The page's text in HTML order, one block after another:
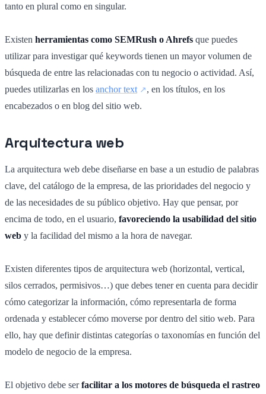
tanto en plural como en singular.
Existen herramientas como SEMRush o Ahrefs que puedes
utilizar para investigar qué keywords tienen un mayor volumen de
búsqueda de entre las relacionadas con tu negocio o actividad. Así,
puedes utilizarlas en los anchor text
, en los títulos, en los
encabezados o en blog del sitio web.
Arquitectura web
La arquitectura web debe diseñarse en base a un estudio de palabras
clave, del catálogo de la empresa, de las prioridades del negocio y
de las necesidades de su público objetivo. Hay que pensar, por
encima de todo, en el usuario, favoreciendo la usabilidad del sitio
web y la facilidad del mismo a la hora de navegar.
Existen diferentes tipos de arquitectura web (horizontal, vertical,
silos cerrados, permisivos…) que debes tener en cuenta para decidir
cómo categorizar la información, cómo representarla de forma
ordenada y establecer cómo moverse por dentro del sitio web. Para
ello, hay que definir distintas categorías o taxonomías en función del
modelo de negocio de la empresa.
El objetivo debe serfacilitar a los motores de búsqueda el rastreo